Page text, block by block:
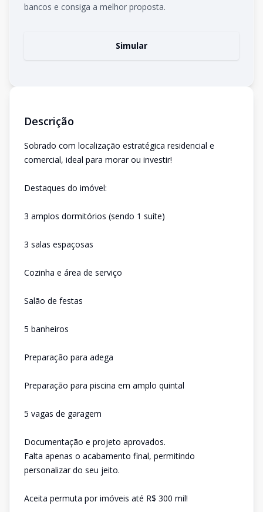
bancos e consiga a melhor proposta.
Simular
Descrição
Sobrado com localização estratégica residencial e
comercial, ideal para morar ou investir!
Destaques do imóvel:
3 amplos dormitórios (sendo 1 suíte)
3 salas espaçosas
Cozinha e área de serviço
Salão de festas
5 banheiros
Preparação para adega
Preparação para piscina em amplo quintal
5 vagas de garagem
Documentação e projeto aprovados.
Falta apenas o acabamento final, permitindo
personalizar do seu jeito.
Aceita permuta por imóveis até R$ 300 mil!